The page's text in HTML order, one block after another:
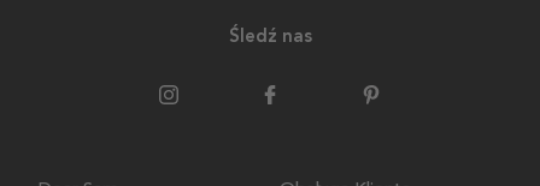
Śledź nas